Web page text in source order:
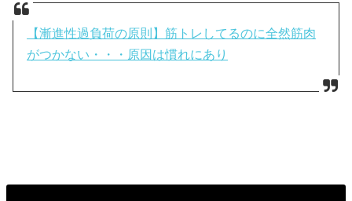
【漸進性過負荷の原則】筋トレしてるのに全然筋肉
がつかない・・・原因は慣れにあり